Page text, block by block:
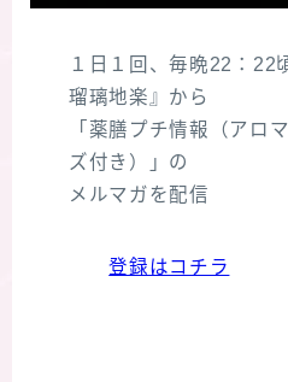
１日１回、毎晩22：22
瑠璃地楽』から
「薬膳プチ情報（アロ
ズ付き）」の
メルマガを配信
登録はコチラ